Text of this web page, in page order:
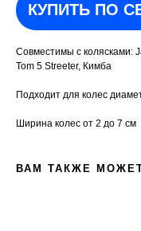
КУПИТЬ ПО
Совместимы с колясками:
Tom 5 Streeter, Кимба
Подходит для колес
Ширина колес от 2 до 7 cм
ВАМ ТАКЖЕ